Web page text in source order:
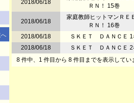
へ
2018/06/18
ＲＮ！ 15巻
2018/06/18
家庭教師ヒットマンＲＥ
ＲＮ！ 16巻
2018/06/18
ＳＫＥＴ ＤＡＮＣＥ 1
2018/06/18
ＳＫＥＴ ＤＡＮＣＥ 2
8 件中、1 件目から 8 件目までを表示してい